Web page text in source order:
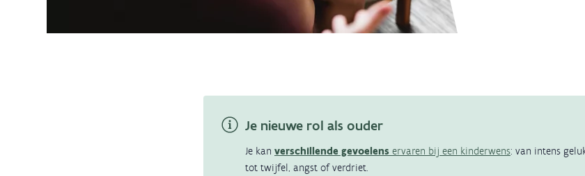
Je nieuwe rol als ouder
Je kan verschillende gevoelens ervaren bij een kinderwens: van intens
tot twijfel, angst of verdriet.